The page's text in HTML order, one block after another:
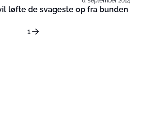
løfte de svageste op fra bunden
1